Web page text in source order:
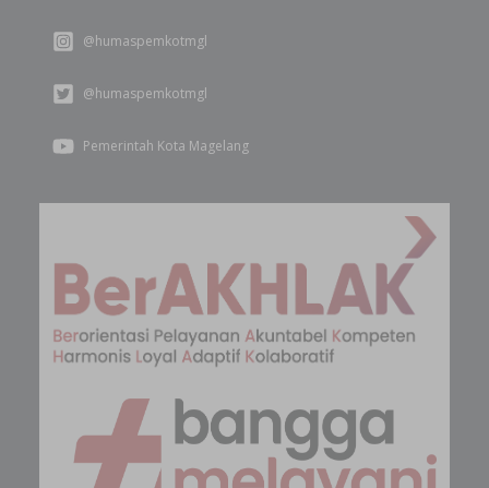
@humaspemkotmgl
@humaspemkotmgl
Pemerintah Kota Magelang